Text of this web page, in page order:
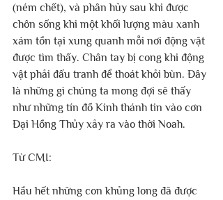
(ném chết), và phân hủy sau khi được
chôn sống khi một khối lượng màu xanh
xám tồn tại xung quanh mỗi nơi động vật
được tìm thấy. Chân tay bị cong khi động
vật phải đấu tranh để thoát khỏi bùn. Đây
là những gì chúng ta mong đợi sẽ thấy
như những tín đồ Kinh thánh tin vào cơn
Đại Hồng Thủy xảy ra vào thời Noah.
Từ CMI:
Hầu hết những con khủng long đã được